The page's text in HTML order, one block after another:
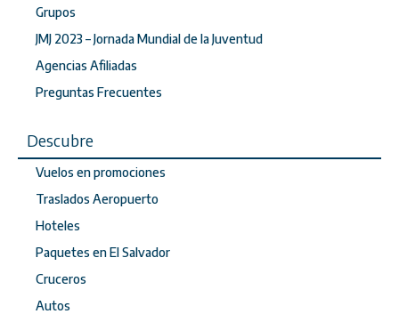
Grupos
JMJ 2023 – Jornada Mundial de la Juventud
Agencias Afiliadas
Preguntas Frecuentes
Descubre
Vuelos en promociones
Traslados Aeropuerto
Hoteles
Paquetes en El Salvador
Cruceros
Autos